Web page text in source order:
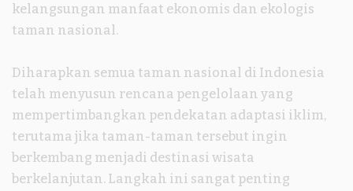
kelangsungan manfaat ekonomis dan ekologis
taman nasional.
Diharapkan semua taman nasional di Indonesia
telah menyusun rencana pengelolaan yang
mempertimbangkan pendekatan adaptasi iklim,
terutama jika taman-taman tersebut ingin
berkembang menjadi destinasi wisata
berkelanjutan. Langkah ini sangat penting